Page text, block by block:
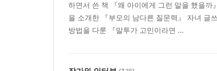
“오빠를 닮아봐라”
아이의 고유한 장점에 주목하세요
하면서 쓴 책 『왜 아이에게 그런 말을 했을
을 소개한 『부모의 남다른 질문력』 자녀 글
방법을 다룬 『말투가 고민이라면 ...